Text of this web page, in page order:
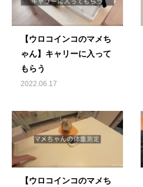
【ウロコインコのマメち
ゃん】キャリーに入って
もらう
2022.06.17
【ウロコインコのマメち